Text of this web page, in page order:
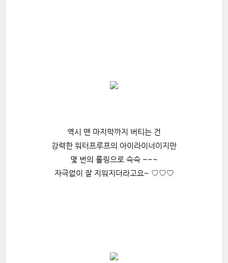
역시 맨 마지막까지 버티는 건
강력한 워터프루프의 아이라이너이지만
몇 번의 롤링으로 슥슥 ~~~
자극없이 잘 지워지더라고요~ ♡♡♡